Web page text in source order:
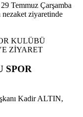
Temmuz Çarşamba
nezaket ziyaretinde
SPOR
Kadir ALTIN,